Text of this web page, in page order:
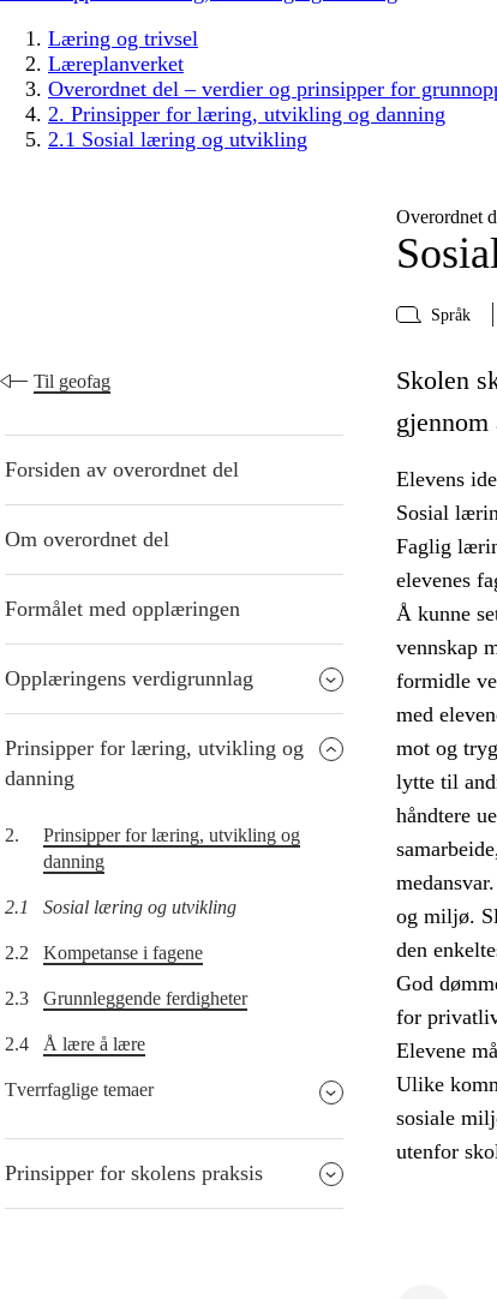
Læring og trivsel
Læreplanverket
Overordnet del – verdier og prinsipper for
2. Prinsipper for læring, utvikling og danning
2.1 Sosial læring og utvikling
Overordnet
Språk
Til geofag
Forsiden av overordnet del
Om overordnet del
Formålet med opplæringen
Opplæringens verdigrunnlag
Prinsipper for læring, utvikling og
danning
2.
Prinsipper for læring, utvikling og
danning
2.1 Sosial læring og utvikling
2.2 Kompetanse i fagene
2.3 Grunnleggende ferdigheter
2.4 Å lære å lære
Tverrfaglige temaer
Prinsipper for skolens praksis
Skolen
gjennom
Elevens
Sosial
Faglig
elevenes
Å kunne
vennskap
formidle
med
mot og
lytte til
håndtere
og miljø.
den
God
for
Elevene
Ulike
sosiale
utenfor